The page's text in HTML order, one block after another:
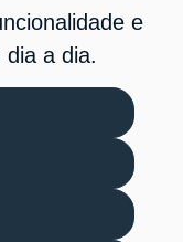
e
a dia.